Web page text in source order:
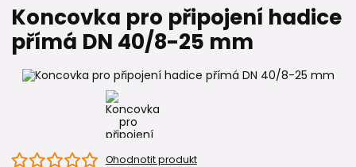
Koncovka pro připojení hadice
přímá DN 40/8-25 mm
Ohodnotit produkt